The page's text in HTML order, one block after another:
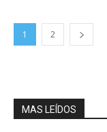
1 2
MAS LEÍDOS